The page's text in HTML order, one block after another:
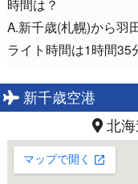
時間は？
A.新千歳(札幌)から羽
ライト時間は1時間35
新千歳空港
北